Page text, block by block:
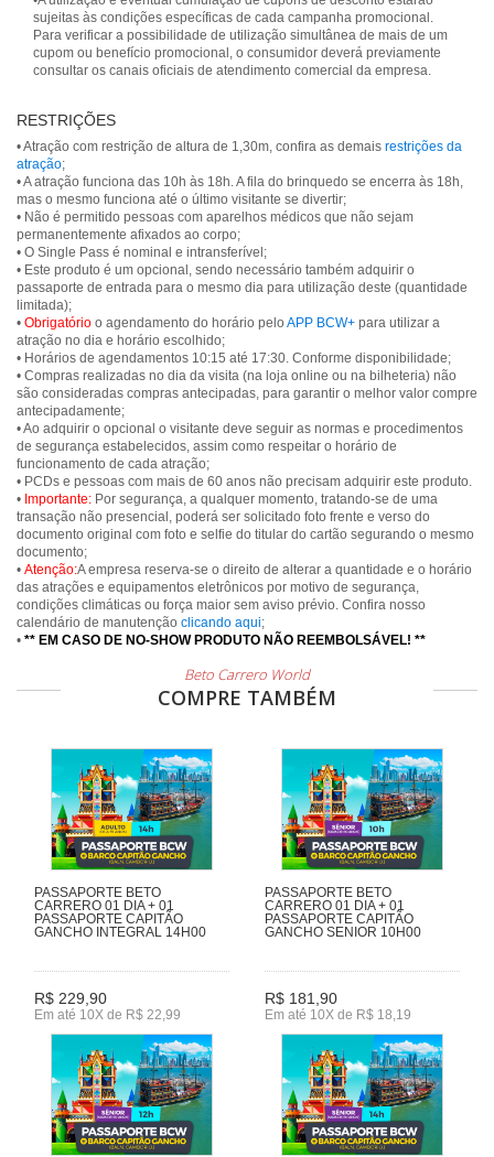
sujeitas às condições específicas de cada campanha promocional.
Para verificar a possibilidade de utilização simultânea de mais de um
cupom ou benefício promocional, o consumidor deverá previamente
consultar os canais oficiais de atendimento comercial da empresa.
RESTRIÇÕES
• Atração com restrição de altura de 1,30m, confira as demais restrições da
atração;
• A atração funciona das 10h às 18h. A fila do brinquedo se encerra às 18h,
mas o mesmo funciona até o último visitante se divertir;
• Não é permitido pessoas com aparelhos médicos que não sejam
permanentemente afixados ao corpo;
• O Single Pass é nominal e intransferível;
• Este produto é um opcional, sendo necessário também adquirir o
passaporte de entrada para o mesmo dia para utilização deste (quantidade
limitada);
• Obrigatório o agendamento do horário pelo APP BCW+ para utilizar a
atração no dia e horário escolhido;
• Horários de agendamentos 10:15 até 17:30. Conforme disponibilidade;
• Compras realizadas no dia da visita (na loja online ou na bilheteria) não
são consideradas compras antecipadas, para garantir o melhor valor compre
antecipadamente;
• Ao adquirir o opcional o visitante deve seguir as normas e procedimentos
de segurança estabelecidos, assim como respeitar o horário de
funcionamento de cada atração;
• PCDs e pessoas com mais de 60 anos não precisam adquirir este produto.
• Importante: Por segurança, a qualquer momento, tratando-se de uma
transação não presencial, poderá ser solicitado foto frente e verso do
documento original com foto e selfie do titular do cartão segurando o mesmo
documento;
• Atenção:A empresa reserva-se o direito de alterar a quantidade e o horário
das atrações e equipamentos eletrônicos por motivo de segurança,
condições climáticas ou força maior sem aviso prévio. Confira nosso
calendário de manutenção clicando aqui;
• ** EM CASO DE NO-SHOW PRODUTO NÃO REEMBOLSÁVEL! **
Beto Carrero World
COMPRE TAMBÉM
PASSAPORTE BETO
CARRERO 01 DIA + 01
PASSAPORTE CAPITÃO
GANCHO INTEGRAL 14H00
R$ 229,90
Em até 10X de R$ 22,99
PASSAPORTE BETO
CARRERO 01 DIA + 01
PASSAPORTE CAPITÃO
GANCHO SENIOR 10H00
R$ 181,90
Em até 10X de R$ 18,19